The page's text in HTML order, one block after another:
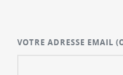
VOTRE ADRESSE EMAIL